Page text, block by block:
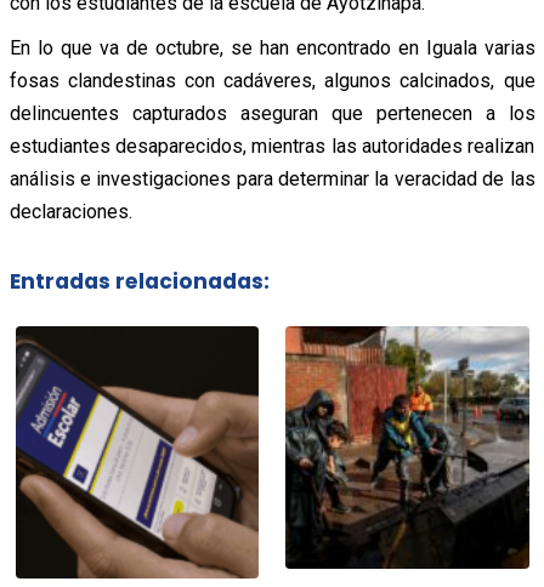
En lo que va de octubre, se han encontrado en Iguala varias
fosas clandestinas con cadáveres, algunos calcinados, que
delincuentes capturados aseguran que pertenecen a los
estudiantes desaparecidos, mientras las autoridades realizan
análisis e investigaciones para determinar la veracidad de las
declaraciones.
Entradas relacionadas: